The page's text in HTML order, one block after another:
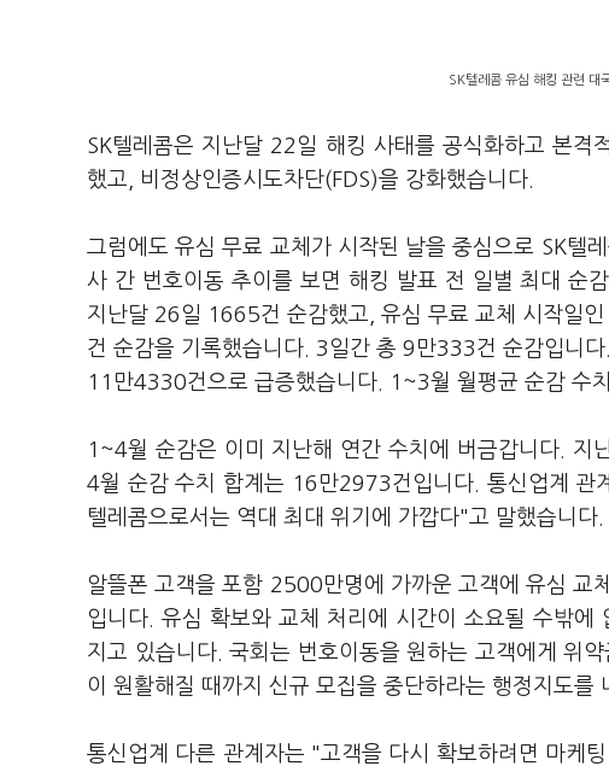
SK텔레콤 유심 해킹 관련 대
SK텔레콤은 지난달 22일 해킹 사태를 공식화하고 본격
했고, 비정상인증시도차단(FDS)을 강화했습니다.
그럼에도 유심 무료 교체가 시작된 날을 중심으로 SK텔
사 간 번호이동 추이를 보면 해킹 발표 전 일별 최대 순
지난달 26일 1665건 순감했고, 유심 무료 교체 시작
건 순감을 기록했습니다. 3일간 총 9만333건 순감입니
11만4330건으로 급증했습니다. 1~3월 월평균 순감 수
1~4월 순감은 이미 지난해 연간 수치에 버금갑니다.
4월 순감 수치 합계는 16만2973건입니다. 통신업계 관
텔레콤으로서는 역대 최대 위기에 가깝다"고 말했습니다.
알뜰폰 고객을 포함 2500만명에 가까운 고객에 유심 교
입니다. 유심 확보와 교체 처리에 시간이 소요될 수밖
지고 있습니다. 국회는 번호이동을 원하는 고객에게 위
이 원활해질 때까지 신규 모집을 중단하라는 행정지도를
통신업계 다른 관계자는 "고객을 다시 확보하려면 마케